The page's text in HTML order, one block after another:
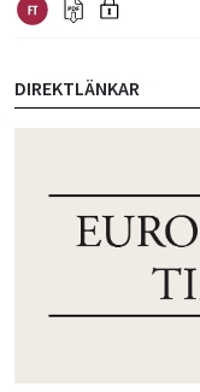
DIREKTLÄNKAR